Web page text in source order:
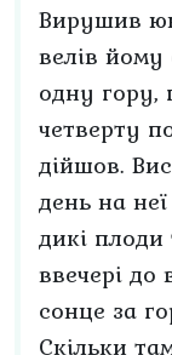
Вирушив
велів
одну гору,
четверту
дійшов.
день на
дикі плоди
ввечері до
сонце за
Скільки